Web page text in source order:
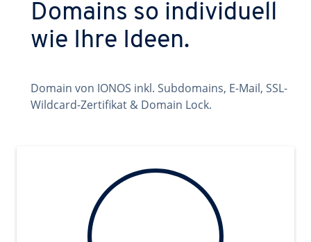
Domains so individuell
wie Ihre Ideen.
Domain von IONOS inkl. Subdomains, E-Mail, SSL-
Wildcard-Zertifikat & Domain Lock.